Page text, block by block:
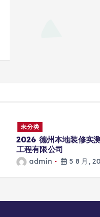
未分类
2026年8月西安高考全
高性价比推荐
admin 5 8 月,